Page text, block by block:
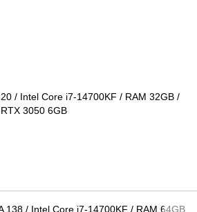
/ Intel Core i7-14700KF / RAM 32GB /
3050 6GB